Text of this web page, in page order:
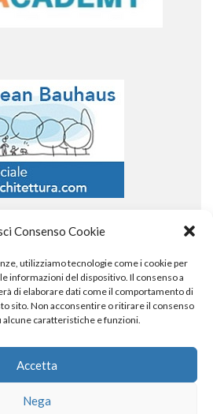
Consenso Cookie
utilizziamo tecnologie come i cookie per
informazioni del dispositivo. Il consenso a
di elaborare dati come il comportamento di
sito. Non acconsentire o ritirare il consenso
caratteristiche e funzioni.
Accetta
Nega
COPYRIGHT
2024
NETWORK
facebookinstagram